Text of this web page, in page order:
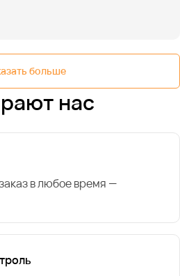
больше
нас
в любое время —